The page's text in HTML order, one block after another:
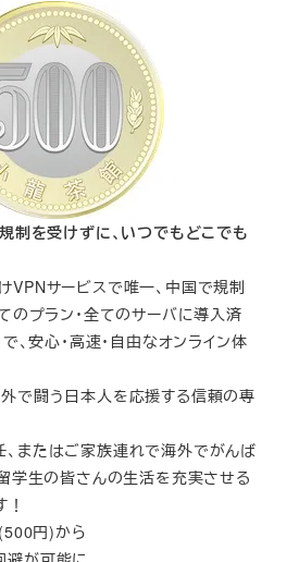
を受けずに、いつでもどこでも
VPNサービスで唯一、中国で規制
のプラン・全てのサーバに導入済
で、安心・高速・自由なオンライン体
で闘う日本人を応援する信頼の専
、またはご家族連れで海外でがんば
学生の皆さんの生活を充実させる
円)から